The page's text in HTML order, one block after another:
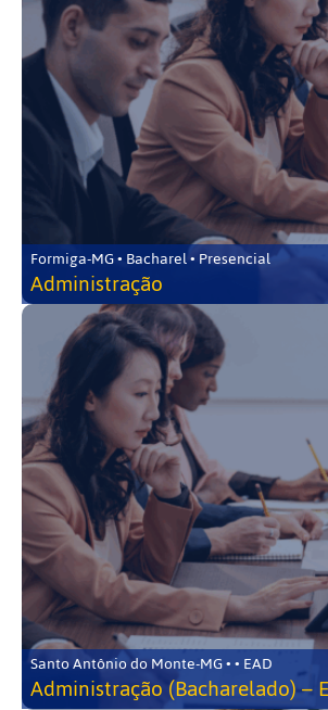
Formiga-MG • Bacharel • Presencial
Administração
Santo Antônio do Monte-MG • • EAD
Administração (Bacharelado) –